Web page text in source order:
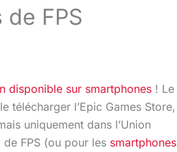
FPS
disponible sur smartphones ! Le
télécharger l’Epic Games Store,
uniquement dans l’Union
FPS (ou pour les smartphones